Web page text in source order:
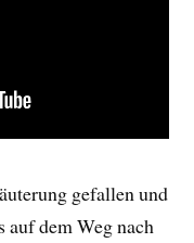
gefallen und
dem Weg nach